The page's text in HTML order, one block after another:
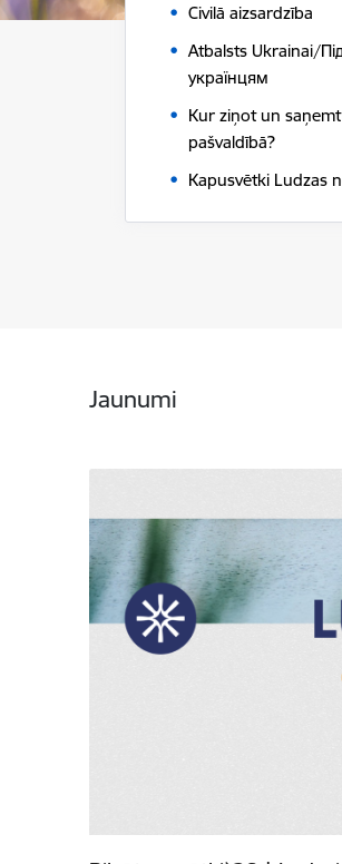
Civilā aizsardzība
Atbalsts Ukrainai/
українцям
Kur ziņot un
pašvaldībā?
Kapusvētki Ludzas
Jaunumi